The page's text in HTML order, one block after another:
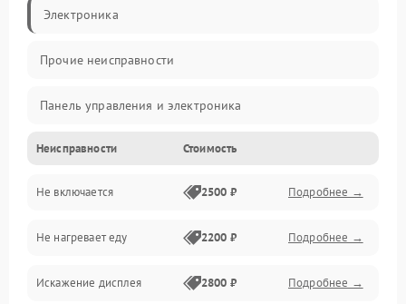
Электроника
Прочие неисправности
Панель управления и электроника
Дверца и корпус
Механика и внутренние элементы
Механические повреждения
Питание и запуск
Неисправности Стоимость
Не включается 2500 ₽ Подробнее →
Не нагревает еду 2200 ₽ Подробнее →
Искажение дисплея 2800 ₽ Подробнее →